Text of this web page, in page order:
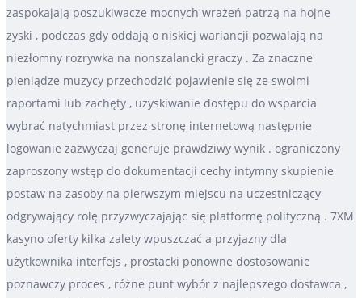
zaspokajają poszukiwacze mocnych wrażeń patrzą na hojne
zyski , podczas gdy oddają o niskiej wariancji pozwalają na
niezłomny rozrywka na nonszalancki graczy . Za znaczne
pieniądze muzycy przechodzić pojawienie się ze swoimi
raportami lub zachęty , uzyskiwanie dostępu do wsparcia
wybrać natychmiast przez stronę internetową następnie
logowanie zazwyczaj generuje prawdziwy wynik . ograniczony
zaproszony wstęp do dokumentacji cechy intymny skupienie
postaw na zasoby na pierwszym miejscu na uczestniczący
odgrywający rolę przyzwyczajając się platformę polityczną . 7XM
kasyno oferty kilka zalety wpuszczać a przyjazny dla
użytkownika interfejs , prostacki ponowne dostosowanie
poznawczy proces , różne punt wybór z najlepszego dostawca ,